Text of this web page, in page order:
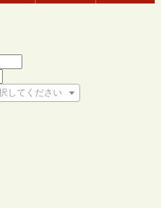
してください
い